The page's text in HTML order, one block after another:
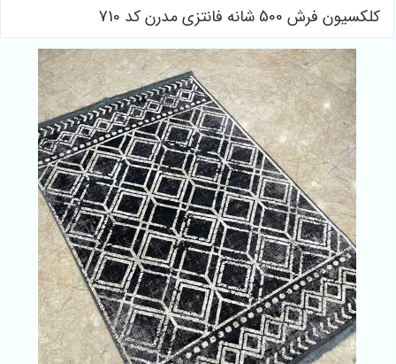
کلکسیون فرش 500 شانه فانتزی مدرن کد 710